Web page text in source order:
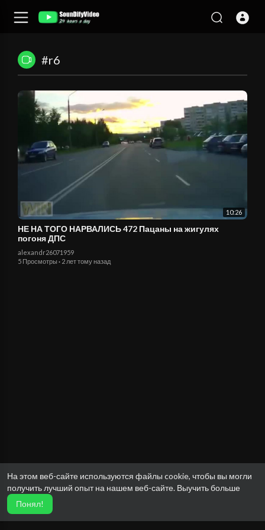
На этом веб-сайте используются файлы cookie, чтобы вы могли
получить лучший опыт на нашем веб-сайте. Выучить больше
Понял!
#r6
10:26
НЕ НА ТОГО НАРВАЛИСЬ 472 Пацаны на жигулях
погоня ДПС
alexandr26071959
5 Просмотры · 2 лет тому назад